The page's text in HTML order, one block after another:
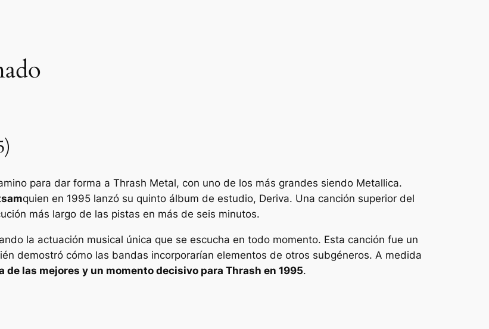
para dar forma a Thrash Metal, con uno de los más grandes siendo Metallica.
quien en 1995 lanzó su quinto álbum de estudio, Deriva. Una canción superior del
más largo de las pistas en más de seis minutos.
la actuación musical única que se escucha en todo momento. Esta canción fue un
demostró cómo las bandas incorporarían elementos de otros subgéneros. A medida
de las mejores y un momento decisivo para Thrash en 1995.